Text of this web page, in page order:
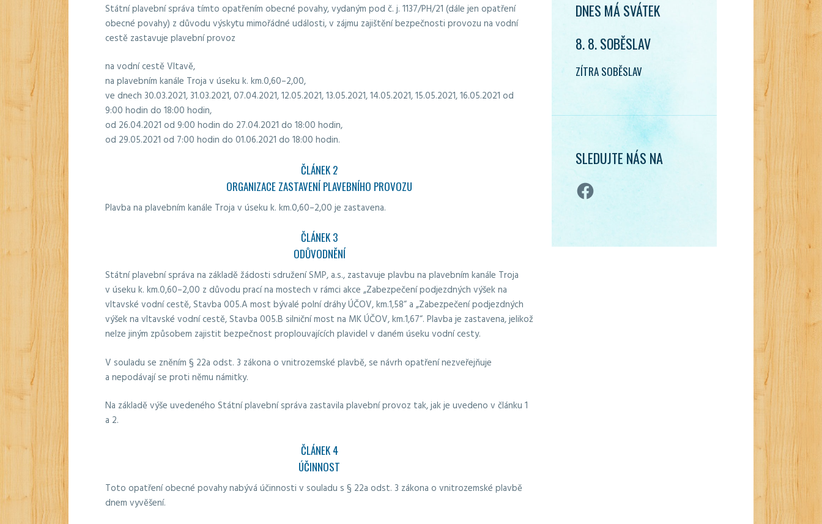
Státní plavební správa tímto opatřením obecné povahy, vydaným pod č. j. 1137/PH/21 (dále jen opatření
obecné povahy) z důvodu výskytu mimořádné události, v zájmu zajištění bezpečnosti provozu na vodní
cestě zastavuje plavební provoz
na vodní cestě Vltavě,
na plavebním kanále Troja v úseku k. km.0,60–2,00,
ve dnech 30.03.2021, 31.03.2021, 07.04.2021, 12.05.2021, 13.05.2021, 14.05.2021, 15.05.2021, 16.05.2021 od
9:00 hodin do 18:00 hodin,
od 26.04.2021 od 9:00 hodin do 27.04.2021 do 18:00 hodin,
od 29.05.2021 od 7:00 hodin do 01.06.2021 do 18:00 hodin.
ČLÁNEK 2
ORGANIZACE ZASTAVENÍ PLAVEBNÍHO PROVOZU
Plavba na plavebním kanále Troja v úseku k. km.0,60–2,00 je zastavena.
ČLÁNEK 3
ODŮVODNĚNÍ
Státní plavební správa na základě žádosti sdružení SMP, a.s., zastavuje plavbu na plavebním kanále Troja
v úseku k. km.0,60–2,00 z důvodu prací na mostech v rámci akce „Zabezpečení podjezdných výšek na
vltavské vodní cestě, Stavba 005.A most bývalé polní dráhy ÚČOV, km.1,58“ a „Zabezpečení podjezdných
výšek na vltavské vodní cestě, Stavba 005.B silniční most na MK ÚČOV, km.1,67“. Plavba je zastavena, jelikož
nelze jiným způsobem zajistit bezpečnost proplouvajících plavidel v daném úseku vodní cesty.
V souladu se zněním § 22a odst. 3 zákona o vnitrozemské plavbě, se návrh opatření nezveřejňuje
a nepodávají se proti němu námitky.
Na základě výše uvedeného Státní plavební správa zastavila plavební provoz tak, jak je uvedeno v článku 1
a 2.
ČLÁNEK 4
ÚČINNOST
Toto opatření obecné povahy nabývá účinnosti v souladu s § 22a odst. 3 zákona o vnitrozemské plavbě
dnem vyvěšení.
DNES MÁ SVÁTEK
8. 8. SOBĚSLAV
ZÍTRA SOBĚSLAV
SLEDUJTE NÁS NA
Facebook